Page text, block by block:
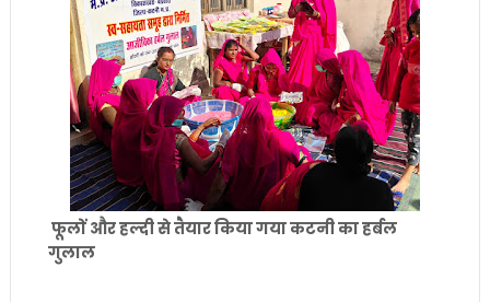
फूलों और हल्दी से तैयार किया गया कटनी का हर्बल
गुलाल